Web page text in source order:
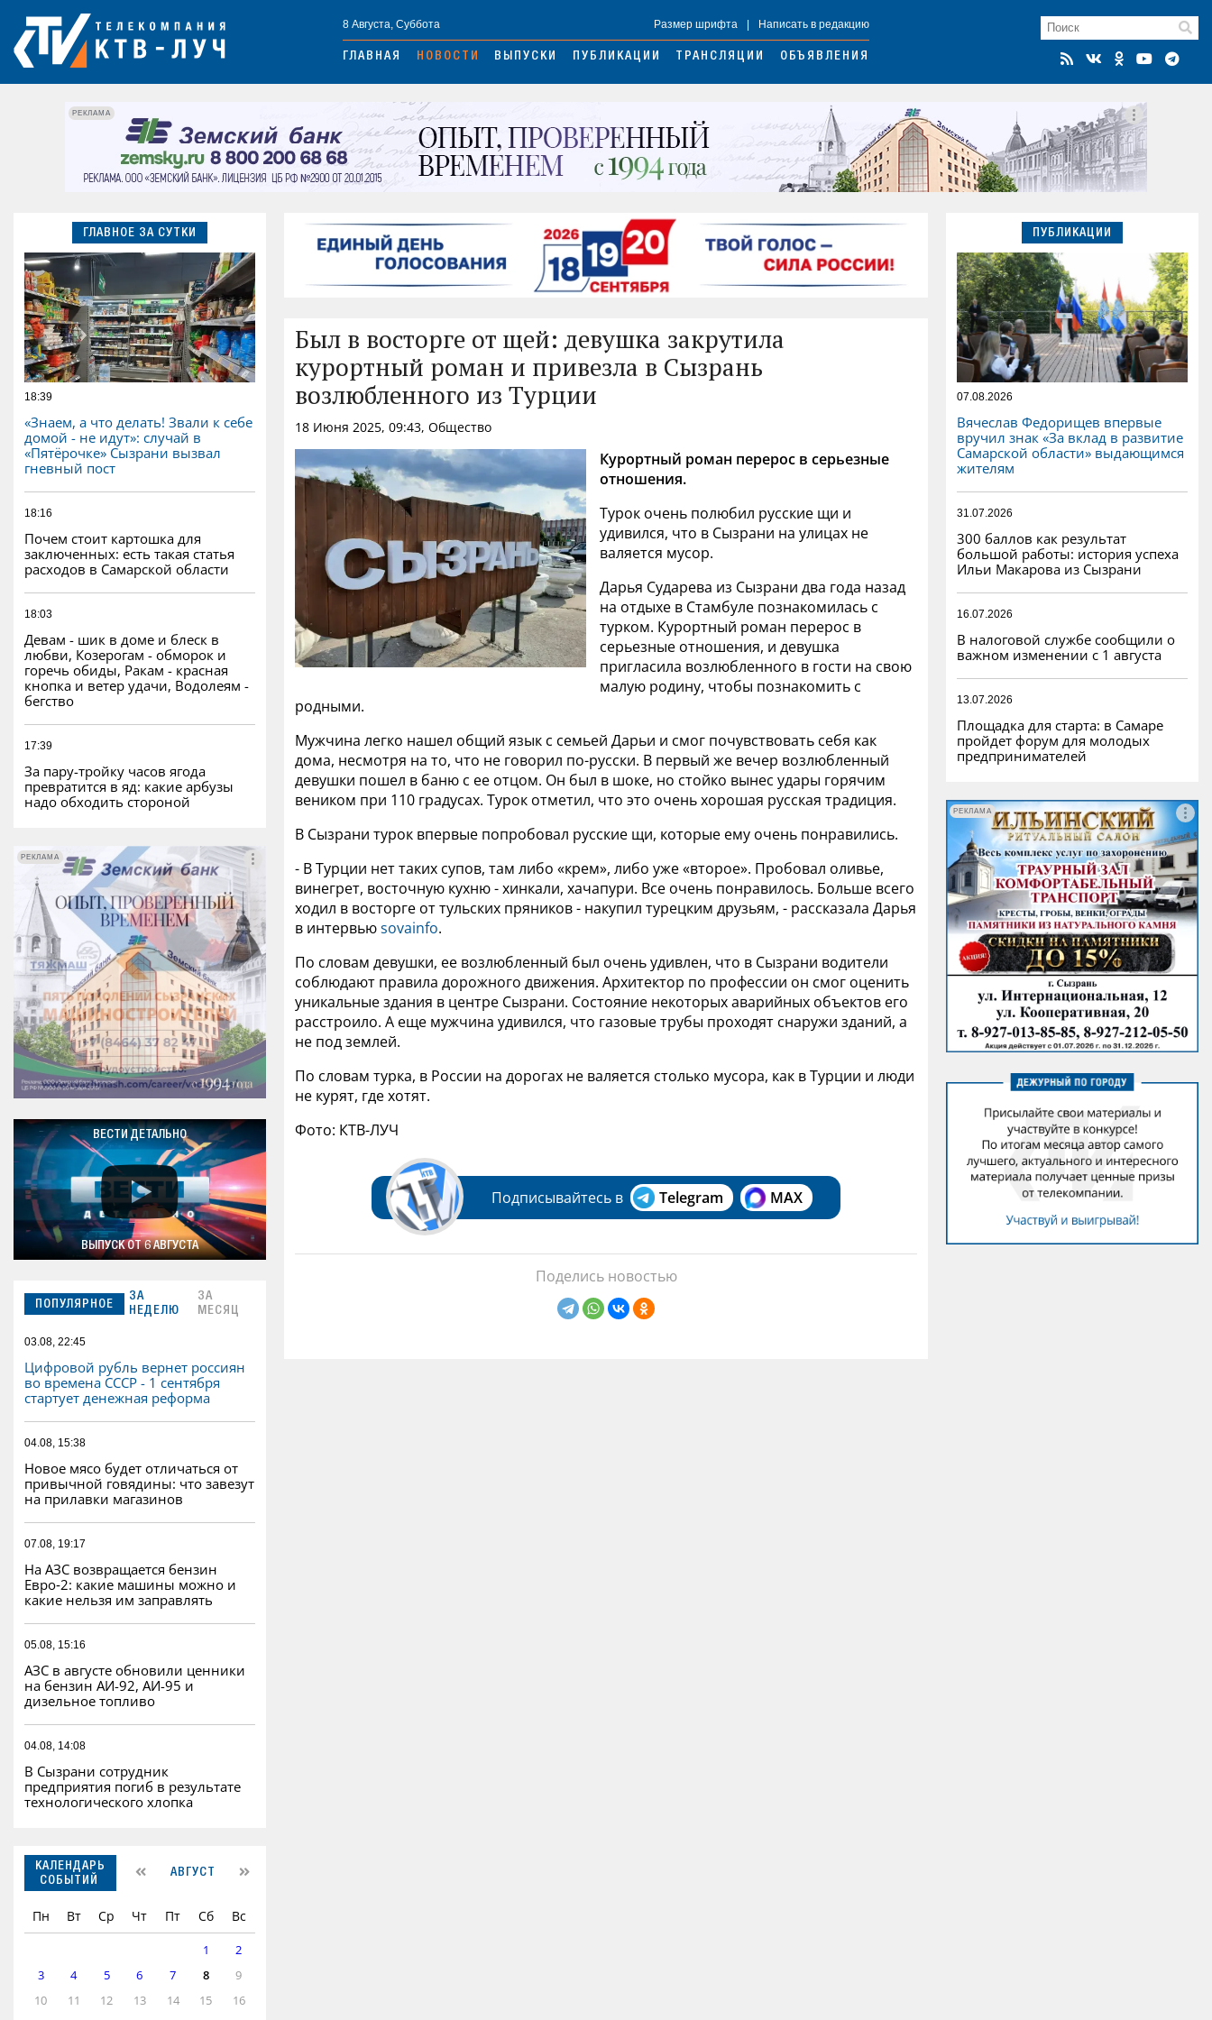
8 Августа, Суббота Размер шрифта Написать в редакцию
ГЛАВНАЯ НОВОСТИ ВЫПУСКИ ПУБЛИКАЦИИ ТРАНСЛЯЦИИ ОБЪЯВЛЕНИЯ
РЕКЛАМА
ГЛАВНОЕ ЗА СУТКИ
18:39
«Знаем, а что делать! Звали к себе
домой - не идут»: случай в
«Пятёрочке» Сызрани вызвал
гневный пост
18:16
Почем стоит картошка для
заключенных: есть такая статья
расходов в Самарской области
18:03
Девам - шик в доме и блеск в
любви, Козерогам - обморок и
горечь обиды, Ракам - красная
кнопка и ветер удачи, Водолеям -
бегство
17:39
За пару-тройку часов ягода
превратится в яд: какие арбузы
надо обходить стороной
РЕКЛАМА
РЕКЛАМА
ВЕСТИ ДЕТАЛЬНО
ВЫПУСК ОТ 6 АВГУСТА
ПОПУЛЯРНОЕ
ЗА
НЕДЕЛЮ
ЗА
МЕСЯЦ
03.08, 22:45
Цифровой рубль вернет россиян
во времена СССР - 1 сентября
стартует денежная реформа
04.08, 15:38
Новое мясо будет отличаться от
привычной говядины: что завезут
на прилавки магазинов
07.08, 19:17
На АЗС возвращается бензин
Евро‑2: какие машины можно и
какие нельзя им заправлять
05.08, 15:16
АЗС в августе обновили ценники
на бензин АИ-92, АИ-95 и
дизельное топливо
04.08, 14:08
В Сызрани сотрудник
предприятия погиб в результате
технологического хлопка
КАЛЕНДАРЬ
СОБЫТИЙ
АВГУСТ
Пн Вт Ср Чт Пт Сб Вс
1
2
3
4 5 6 7 8
9
10
11 12 13 14 15
16
Был в восторге от щей: девушка закрутила
курортный роман и привезла в Сызрань
возлюбленного из Турции
18 Июня 2025, 09:43, Общество
Курортный роман перерос в серьезные
отношения.
Турок очень полюбил русские щи и
удивился, что в Сызрани на улицах не
валяется мусор.
Дарья Сударева из Сызрани два года назад
на отдыхе в Стамбуле познакомилась с
турком. Курортный роман перерос в
серьезные отношения, и девушка
пригласила возлюбленного в гости на свою
малую родину, чтобы познакомить с
родными.
Мужчина легко нашел общий язык с семьей Дарьи и смог почувствовать себя как
дома, несмотря на то, что не говорил по-русски. В первый же вечер возлюбленный
девушки пошел в баню с ее отцом. Он был в шоке, но стойко вынес удары горячим
веником при 110 градусах. Турок отметил, что это очень хорошая русская традиция.
В Сызрани турок впервые попробовал русские щи, которые ему очень понравились.
- В Турции нет таких супов, там либо «крем», либо уже «второе». Пробовал оливье,
винегрет, восточную кухню - хинкали, хачапури. Все очень понравилось. Больше всего
ходил в восторге от тульских пряников - накупил турецким друзьям, - рассказала Дарья
в интервьюsovainfo.
По словам девушки, ее возлюбленный был очень удивлен, что в Сызрани водители
соблюдают правила дорожного движения. Архитектор по профессии он смог оценить
уникальные здания в центре Сызрани. Состояние некоторых аварийных объектов его
расстроило. А еще мужчина удивился, что газовые трубы проходят снаружи зданий, а
не под землей.
По словам турка, в России на дорогах не валяется столько мусора, как в Турции и люди
не курят, где хотят.
Фото: КТВ-ЛУЧ
Подписывайтесь в Telegram MAX
Поделись новостью
ПУБЛИКАЦИИ
07.08.2026
Вячеслав Федорищев впервые
вручил знак «За вклад в развитие
Самарской области» выдающимся
жителям
31.07.2026
300 баллов как результат
большой работы: история успеха
Ильи Макарова из Сызрани
16.07.2026
В налоговой службе сообщили о
важном изменении с 1 августа
13.07.2026
Площадка для старта: в Самаре
пройдет форум для молодых
предпринимателей
РЕКЛАМА